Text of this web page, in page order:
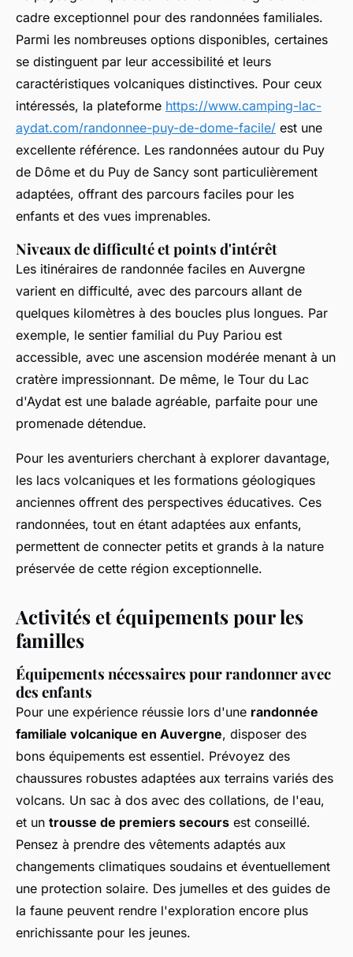
cadre exceptionnel pour des randonnées familiales.
Parmi les nombreuses options disponibles, certaines
se distinguent par leur accessibilité et leurs
caractéristiques volcaniques distinctives. Pour ceux
intéressés, la plateforme https://www.camping-lac-
aydat.com/randonnee-puy-de-dome-facile/ est une
excellente référence. Les randonnées autour du Puy
de Dôme et du Puy de Sancy sont particulièrement
adaptées, offrant des parcours faciles pour les
enfants et des vues imprenables.
Niveaux de difficulté et points d'intérêt
Les itinéraires de randonnée faciles en Auvergne
varient en difficulté, avec des parcours allant de
quelques kilomètres à des boucles plus longues. Par
exemple, le sentier familial du Puy Pariou est
accessible, avec une ascension modérée menant à un
cratère impressionnant. De même, le Tour du Lac
d'Aydat est une balade agréable, parfaite pour une
promenade détendue.
Pour les aventuriers cherchant à explorer davantage,
les lacs volcaniques et les formations géologiques
anciennes offrent des perspectives éducatives. Ces
randonnées, tout en étant adaptées aux enfants,
permettent de connecter petits et grands à la nature
préservée de cette région exceptionnelle.
Activités et équipements pour les
familles
Équipements nécessaires pour randonner avec
des enfants
Pour une expérience réussie lors d'une randonnée
familiale volcanique en Auvergne, disposer des
bons équipements est essentiel. Prévoyez des
chaussures robustes adaptées aux terrains variés des
volcans. Un sac à dos avec des collations, de l'eau,
et un trousse de premiers secours est conseillé.
Pensez à prendre des vêtements adaptés aux
changements climatiques soudains et éventuellement
une protection solaire. Des jumelles et des guides de
la faune peuvent rendre l'exploration encore plus
enrichissante pour les jeunes.